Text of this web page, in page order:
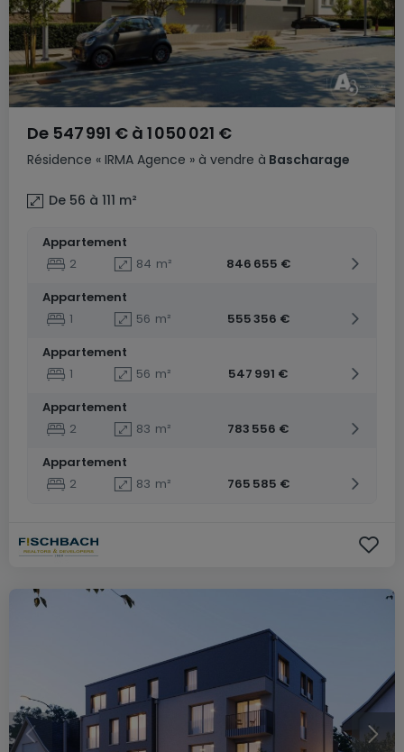
Résidence « IRMA Agence » à vendre à Bascharage
De 547 991 € à 1 050 021 €
De 56 à 111 m²
Appartement
2
84 m²
846 655 €
Appartement
1
56 m²
555 356 €
Appartement
1
56 m²
547 991 €
Appartement
2
83 m²
783 556 €
Appartement
2
83 m² 765 585 €